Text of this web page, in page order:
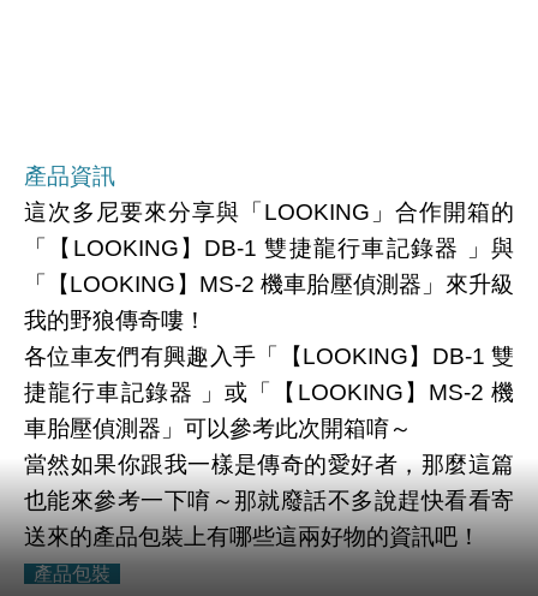
產品資訊
這次多尼要來分享與「LOOKING」合作開箱的
「【LOOKING】DB-1 雙捷龍行車記錄器 」與
「【LOOKING】MS-2 機車胎壓偵測器」來升級
我的野狼傳奇嘍！
各位車友們有興趣入手「【LOOKING】DB-1 雙
捷龍行車記錄器 」或「【LOOKING】MS-2 機
車胎壓偵測器」可以參考此次開箱唷～
當然如果你跟我一樣是傳奇的愛好者，那麼這篇
也能來參考一下唷～那就廢話不多說趕快看看寄
送來的產品包裝上有哪些這兩好物的資訊吧！
產品包裝